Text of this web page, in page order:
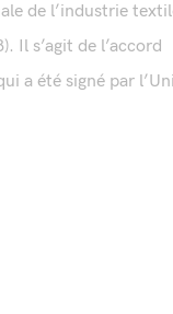
de l’industrie
Il s’agit de l’accord
a été signé par